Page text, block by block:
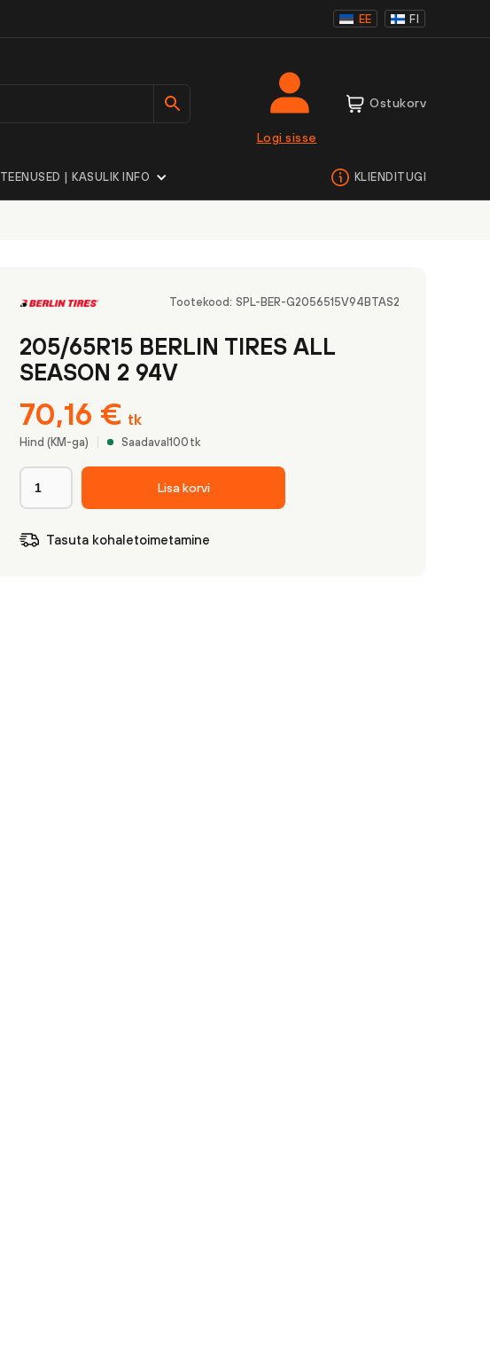
EE FI
Logi sisse
Ostukorv
TEENUSED | KASULIK INFO KLIENDITUGI
Tootekood: SPL-BER-G2056515V94BTAS2
205/65R15 BERLIN TIRES ALL
SEASON 2 94V
70,16 € tk
Hind (KM-ga) Saadaval100 tk
Lisa korvi
Tasuta kohaletoimetamine